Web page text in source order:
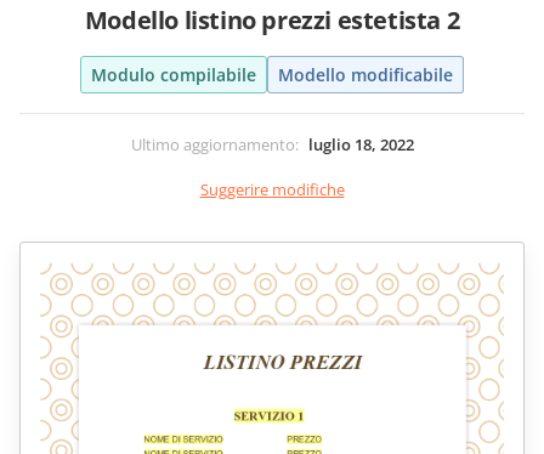
Modello listino prezzi estetista 2
Modulo compilabile Modello modificabile
Ultimo aggiornamento: luglio 18, 2022
Suggerire modifiche